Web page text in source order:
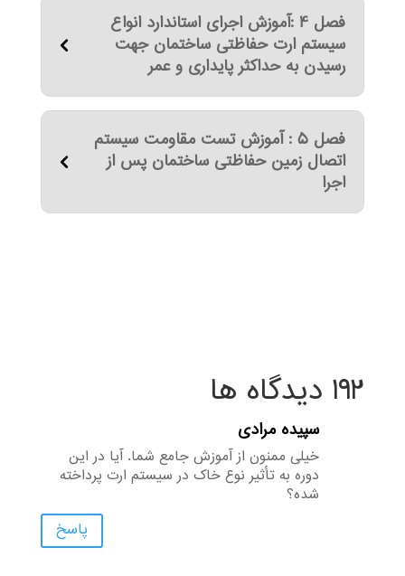
فصل 4 :آموزش اجرای استاندارد انواع
سیستم ارت حفاظتی ساختمان جهت
رسیدن به حداکثر پایداری و عمر
فصل 5 : آموزش تست مقاومت سیستم
اتصال زمین حفاظتی ساختمان پس از
اجرا
192 دیدگاه ها
سپیده مرادی
خیلی ممنون از آموزش جامع شما. آیا در این
دوره به تأثیر نوع خاک در سیستم ارت پرداخته
شده؟
پاسخ